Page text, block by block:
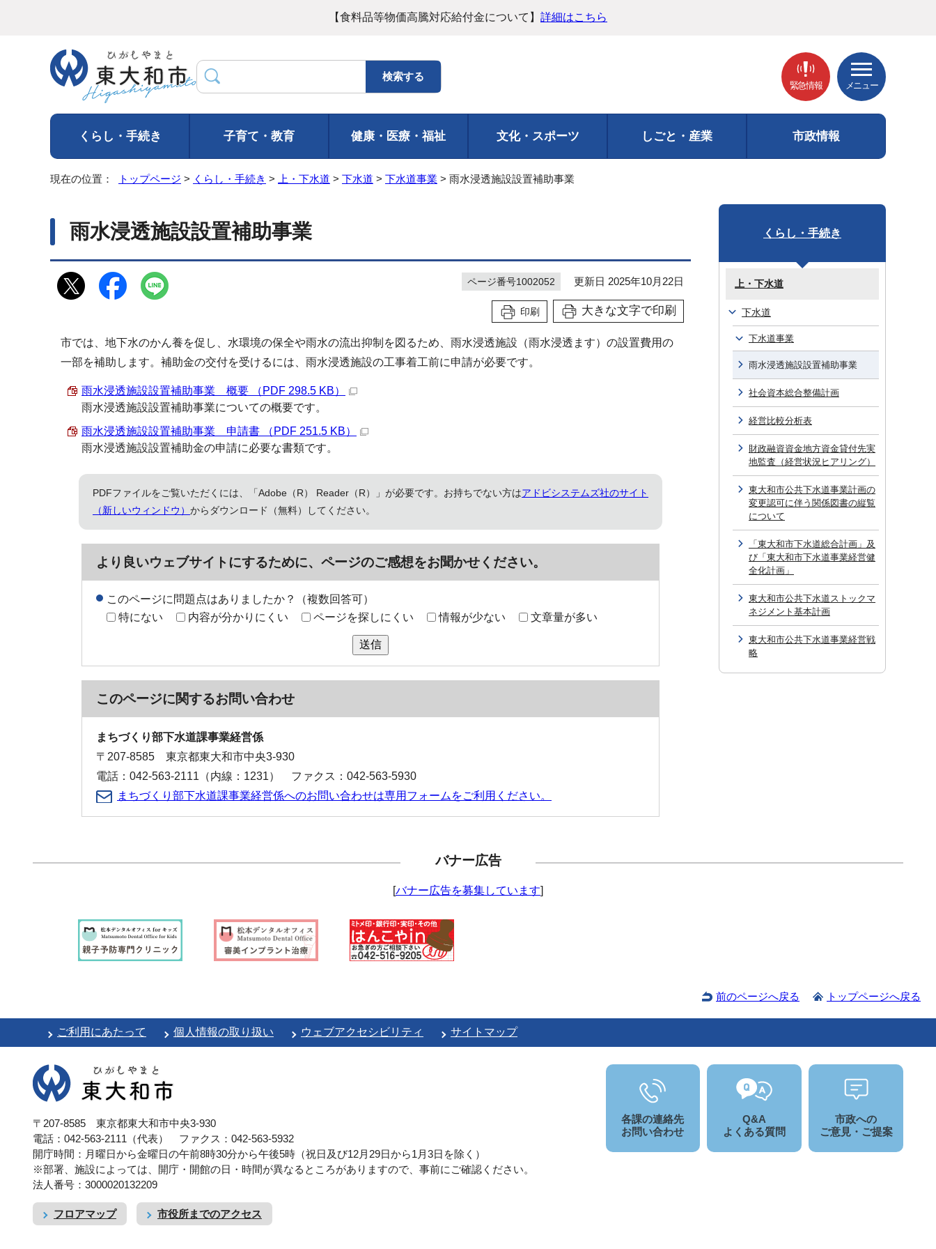
【食料品等物価高騰対応給付金について】 詳細はこちら
緊急情報 メニュー
くらし・手続き 子育て・教育 健康・医療・福祉 文化・スポーツ しごと・産業 市政情報
現在の位置： トップページ > くらし・手続き > 上・下水道 > 下水道 > 下水道事業 > 雨水浸透施設設置補助事業
雨水浸透施設設置補助事業
ページ番号1002052 更新日 2025年10月22日
印刷 大きな文字で印刷
市では、地下水のかん養を促し、水環境の保全や雨水の流出抑制を図るため、雨水浸透施設（雨水浸透ます）の設置費用の
一部を補助します。補助金の交付を受けるには、雨水浸透施設の工事着工前に申請が必要です。
雨水浸透施設設置補助事業 概要 （PDF 298.5 KB）
雨水浸透施設設置補助事業についての概要です。
雨水浸透施設設置補助事業 申請書 （PDF 251.5 KB）
雨水浸透施設設置補助金の申請に必要な書類です。
PDFファイルをご覧いただくには、「Adobe（R） Reader（R）」が必要です。お持ちでない方はアドビシステムズ社のサイト
（新しいウィンドウ） からダウンロード（無料）してください。
より良いウェブサイトにするために、ページのご感想をお聞かせください。
このページに問題点はありましたか？（複数回答可）
特にない
内容が分かりにくい ページを探しにくい 情報が少ない 文章量が多い
送信
このページに関するお問い合わせ
まちづくり部下水道課事業経営係
〒207-8585 東京都東大和市中央3-930
電話：042-563-2111（内線：1231） ファクス：042-563-5930
まちづくり部下水道課事業経営係へのお問い合わせは専用フォームをご利用ください。
くらし・手続き
上・下水道
下水道
下水道事業
雨水浸透施設設置補助事業
社会資本総合整備計画
経営比較分析表
財政融資資金地方資金貸付先実
地監査（経営状況ヒアリング）
東大和市公共下水道事業計画の
変更認可に伴う関係図書の縦覧
について
「東大和市下水道総合計画」及
び「東大和市下水道事業経営健
全化計画」
東大和市公共下水道ストックマ
ネジメント基本計画
東大和市公共下水道事業経営戦
略
バナー広告
[バナー広告を募集しています]
前のページへ戻る トップページへ戻る
ご利用にあたって 個人情報の取り扱い ウェブアクセシビリティ サイトマップ
〒207-8585 東京都東大和市中央3-930
電話：042-563-2111（代表） ファクス：042-563-5932
開庁時間：月曜日から金曜日の午前8時30分から午後5時（祝日及び12月29日から1月3日を除く）
※部署、施設によっては、開庁・開館の日・時間が異なるところがありますので、事前にご確認ください。
法人番号：3000020132209
フロアマップ 市役所までのアクセス
各課の連絡先
お問い合わせ
Q&A
よくある質問
市政への
ご意見・ご提案